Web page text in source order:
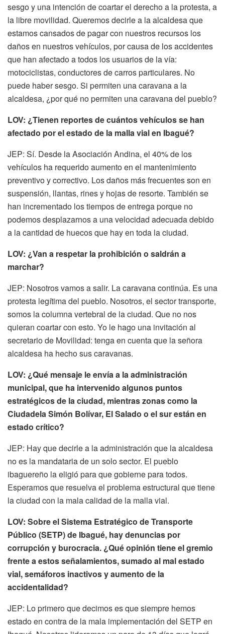
sesgo y una intención de coartar el derecho a la protesta, a
la libre movilidad. Queremos decirle a la alcaldesa que
estamos cansados de pagar con nuestros recursos los
daños en nuestros vehículos, por causa de los accidentes
que han afectado a todos los usuarios de la vía:
motociclistas, conductores de carros particulares. No
puede haber sesgo. Si permiten una caravana a la
alcaldesa, ¿por qué no permiten una caravana del pueblo?
LOV: ¿Tienen reportes de cuántos vehículos se han
afectado por el estado de la malla vial en Ibagué?
JEP: Sí. Desde la Asociación Andina, el 40% de los
vehículos ha requerido aumento en el mantenimiento
preventivo y correctivo. Los daños más frecuentes son en
suspensión, llantas, rines y hojas de resorte. También se
han incrementado los tiempos de entrega porque no
podemos desplazarnos a una velocidad adecuada debido
a la cantidad de huecos que hay en toda la ciudad.
LOV: ¿Van a respetar la prohibición o saldrán a
marchar?
JEP: Nosotros vamos a salir. La caravana continúa. Es una
protesta legítima del pueblo. Nosotros, el sector transporte,
somos la columna vertebral de la ciudad. Que no nos
quieran coartar con esto. Yo le hago una invitación al
secretario de Movilidad: tenga en cuenta que la señora
alcaldesa ha hecho sus caravanas.
LOV: ¿Qué mensaje le envía a la administración
municipal, que ha intervenido algunos puntos
estratégicos de la ciudad, mientras zonas como la
Ciudadela Simón Bolívar, El Salado o el sur están en
estado crítico?
JEP: Hay que decirle a la administración que la alcaldesa
no es la mandataria de un solo sector. El pueblo
ibaguereño la eligió para que gobierne para todos.
Esperamos que resuelva el problema estructural que tiene
la ciudad con la mala calidad de la malla vial.
LOV: Sobre el Sistema Estratégico de Transporte
Público (SETP) de Ibagué, hay denuncias por
corrupción y burocracia. ¿Qué opinión tiene el gremio
frente a estos señalamientos, sumado al mal estado
vial, semáforos inactivos y aumento de la
accidentalidad?
JEP: Lo primero que decimos es que siempre hemos
estado en contra de la mala implementación del SETP en